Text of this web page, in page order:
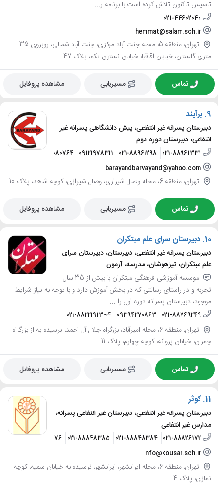
تاسیس تاکنون تلاش کرده است با برنامه ر...
021-44602040
hemmat@salam.sch.ir
تهران، منطقه 5، محله جنت آباد مرکزی، جنت آباد شمالی، روبروی 35
متری گلستان، خیابان اقاقیا، خیابان نسترن یکم، پلاک 47
تماس مسیریابی مشاهده پروفایل
9. برآیند
دبیرستان پسرانه غیر انتفاعی، پیش دانشگاهی پسرانه غیر
انتفاعی، دبیرستان دوره دوم
021-88961331
021-88961298
09121978311
09123080764
barayandbarvayand@yahoo.com
تهران، منطقه 6، محله وصال شیرازی، وصال شیرازی، کوچه شاهد، پلاک 10
تماس مسیریابی مشاهده پروفایل
10. دبیرستان سرای علم مبتکران
دبیرستان پسرانه غیر انتفاعی، دبیرستان، دبیرستان سرای
علم مبتکران، تیزهوشان، مدرسه، آزمون
موسسه آموزشی فرهنگی مبتکران با بیش از 35 سال
تجربه و در راستای رسالتی که در بخش آموزش دارد و با توجه به نیاز شرایط
موجود، دبیرستان پسرانه دوره اول را ...
021-88769249
09394270863
021-88221913~4
تهران، منطقه 6، محله امیرآباد، بزرگراه جلال آل احمد، نرسیده به از بزرگراه
چمران، خیابان پروانه، کوچه چهارم، پلاک 11
تماس مسیریابی مشاهده پروفایل
11. کوثر
دبیرستان پسرانه غیر انتفاعی، دبیرستان غیر انتفاعی پسرانه،
مدارس غیر انتفاعی
021-88826172
021-88848384
021-88848385
09123113876
info@kousar.sch.ir
تهران، منطقه 6، محله ایرانشهر، ایرانشهر، نرسیده به خیابان سمیه، کوچه
نمازی، پلاک 4